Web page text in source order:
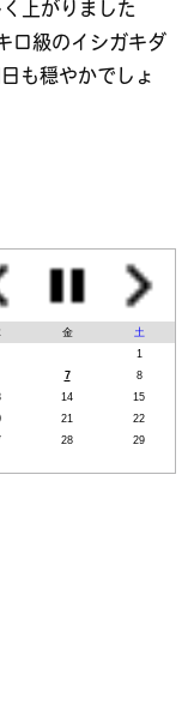
上がりました
ロ級のイシガキダ
も穏やかでしょ
金
土
1
7
8
14
15
21
22
28
29